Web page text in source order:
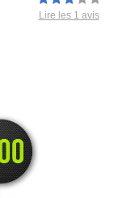
Lire les 1 avis